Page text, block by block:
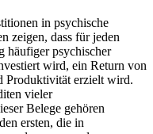
in psychische
zeigen, dass für jeden
häufiger psychischer
wird, ein Return von
Produktivität erzielt wird.
vieler
Belege gehören
ersten, die in